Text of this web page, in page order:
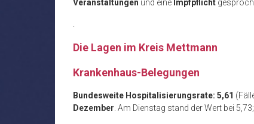
Veranstaltungen und eine Impfpflicht
Die Lagen im Kreis Mettmann
Krankenhaus-Belegungen
Bundesweite Hospitalisierungsrate: 5,61
Dezember . Am Dienstag stand der Wert bei